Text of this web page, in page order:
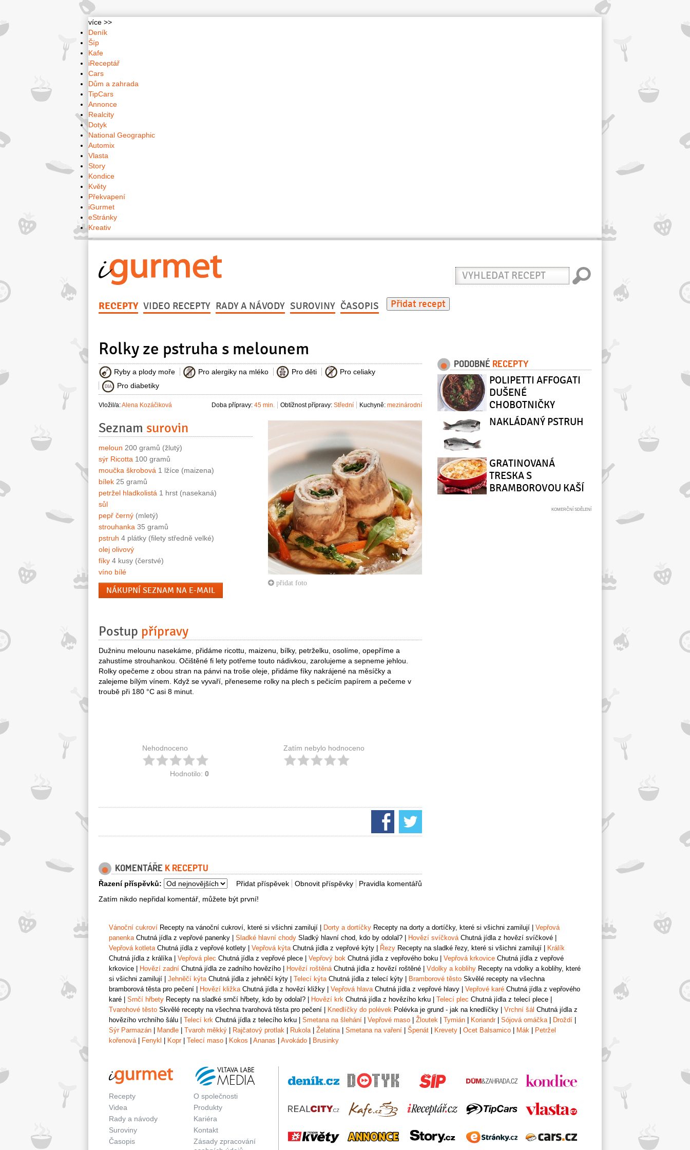
více >>
Deník
Šíp
Kafe
iReceptář
Cars
Dům a zahrada
TipCars
Annonce
Realcity
Dotyk
National Geographic
Automix
Vlasta
Story
Kondice
Květy
Překvapení
iGurmet
eStránky
Kreativ
Vyhledat
recept
RECEPTY VIDEO RECEPTY RADY A NÁVODY SUROVINY ČASOPIS Přidat recept
Rolky ze pstruha s melounem
Ryby a plody moře Pro alergiky na mléko Pro děti
Pro celiaky
Pro diabetiky
Vložil/a:Alena Kozáčiková Kuchyně: mezinárodní
Obtížnost přípravy: Střední
Doba přípravy: 45 min.
přidat foto
Seznam surovin
meloun 200 gramů (žlutý)
sýr Ricotta 100 gramů
moučka škrobová 1 lžíce (maizena)
bílek 25 gramů
petržel hladkolistá 1 hrst (nasekaná)
sůl
pepř černý (mletý)
strouhanka 35 gramů
pstruh 4 plátky (filety středně velké)
olej olivový
fíky 4 kusy (čerstvé)
víno bílé
NÁKUPNÍ SEZNAM NA E-MAIL
Postup přípravy
Dužninu melounu nasekáme, přidáme ricottu, maizenu, bílky, petrželku, osolíme, opepříme a
zahustíme strouhankou. Očištěné fi lety potřeme touto nádivkou, zarolujeme a sepneme jehlou.
Rolky opečeme z obou stran na pánvi na troše oleje, přidáme fíky nakrájené na měsíčky a
zalejeme bílým vínem. Když se vyvaří, přeneseme rolky na plech s pečicím papírem a pečeme v
troubě při 180 °C asi 8 minut.
Nehodnoceno
Hodnotilo: 0
Zatím nebylo hodnoceno
KOMENTÁŘE K RECEPTU
Pravidla komentářů
Obnovit příspěvky
Přidat příspěvek
Řazení příspěvků:
Zatím nikdo nepřidal komentář, můžete být první!
PODOBNÉ RECEPTY
POLIPETTI AFFOGATI
DUŠENÉ
CHOBOTNIČKY
NAKLÁDANÝ PSTRUH
GRATINOVANÁ
TRESKA S
BRAMBOROVOU KAŠÍ
Vánoční cukroví Recepty na vánoční cukroví, které si všichni zamilují Dorty a dortíčky Recepty na dorty a dortíčky, které si všichni zamilují
Vepřová
panenkaChutná jídla z vepřové panenky Sladké hlavní chody Sladký hlavní chod, kdo by odolal? Hovězí svíčkováChutná jídla z hovězí svíčkové
Vepřová kotletaChutná jídla z vepřové kotlety Vepřová kýtaChutná jídla z vepřové kýty Řezy Recepty na sladké řezy, které si všichni zamilují
Králík
Chutná jídla z králíka| Vepřová plec Chutná jídla z vepřové plece Vepřový bok Chutná jídla z vepřového boku Vepřová krkovice Chutná jídla z vepřové
krkovice
Hovězí zadní Chutná jídla ze zadního hovězího Hovězí roštěnáChutná jídla z hovězí roštěné Vdolky a koblihy Recepty na vdolky a koblihy, které
si všichni zamilují
Jehněčí kýtaChutná jídla z jehněčí kýty Telecí kýtaChutná jídla z telecí kýty Bramborové těsto Skvělé recepty na všechna
bramborová těsta pro pečení
Hovězí kližkaChutná jídla z hovězí kližky Vepřová hlavaChutná jídla z vepřové hlavy Vepřové karé Chutná jídla z vepřového
karé
Srnčí hřbety Recepty na sladké srnčí hřbety, kdo by odolal? Hovězí krk Chutná jídla z hovězího krku Telecí plec Chutná jídla z telecí plece
Tvarohové těsto Skvělé recepty na všechna tvarohová těsta pro pečení Knedlíčky do polévek Polévka je grund - jak na knedlíčky Vrchní šál Chutná jídla z
hovězího vrchního šálu
Telecí krk Chutná jídla z telecího krku Smetana na šlehání Vepřové maso Žloutek Tymián Koriandr| Sójová omáčka| Droždí
Sýr Parmazán
Mandle Tvaroh měkký Rajčatový protlak Rukola| Želatina| Smetana na vaření Špenát Krevety Ocet Balsamico Mák
Petržel
kořenová| Fenykl Kopr| Telecí maso Kokos Ananas Avokádo Brusinky
Recepty
Videa
Rady a návody
Suroviny
Časopis
O společnosti
Produkty
Kariéra
Kontakt
Zásady zpracování